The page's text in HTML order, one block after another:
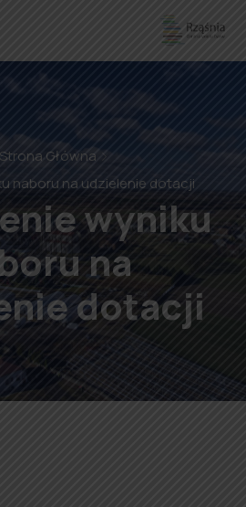
Główna
naboru na udzielenie dotacji
wyniku
na
dotacji